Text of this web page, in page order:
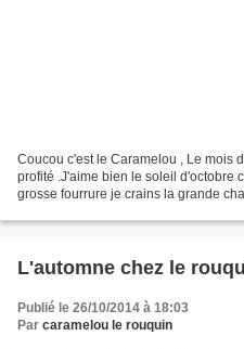
Coucou c'est le Caramelou , Le mois
profité .J'aime bien le soleil d'octobre
grosse fourrure je crains la grande
L'automne chez le
Publié le 26/10/2014 à 18:03
Par caramelou le rouquin